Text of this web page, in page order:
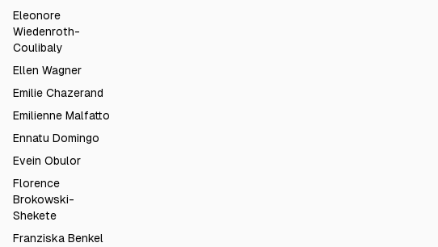
Eleonore
Wiedenroth-
Coulibaly
Ellen Wagner
Emilie Chazerand
Emilienne Malfatto
Ennatu Domingo
Evein Obulor
Florence
Brokowski-
Shekete
Franziska Benkel